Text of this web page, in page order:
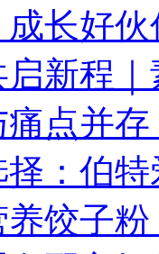
成长好
新程
点并
：伯
饺子